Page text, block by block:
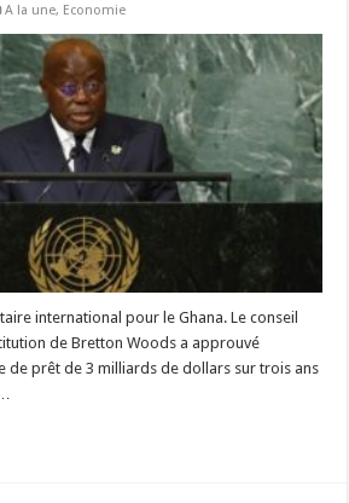
A la une, Economie
international pour le Ghana. Le conseil
de Bretton Woods a approuvé
de prêt de 3 milliards de dollars sur trois ans